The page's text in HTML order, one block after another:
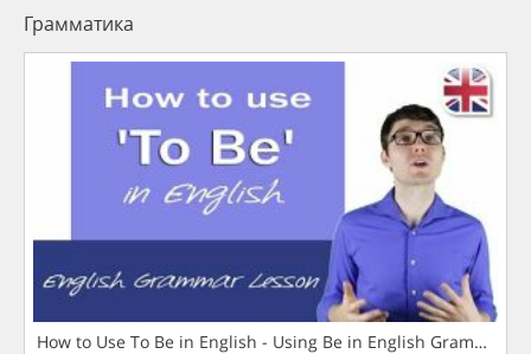
Грамматика
How to Use To Be in English - Using Be in English Grammar